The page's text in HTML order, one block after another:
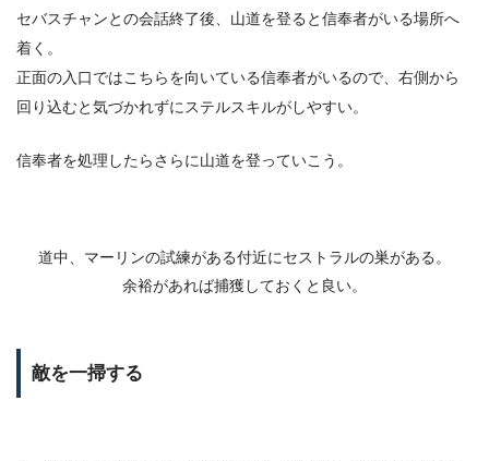
セバスチャンとの会話終了後、山道を登ると信奉者がいる場所へ
着く。
正面の入口ではこちらを向いている信奉者がいるので、右側から
回り込むと気づかれずにステルスキルがしやすい。
信奉者を処理したらさらに山道を登っていこう。
道中、マーリンの試練がある付近にセストラルの巣がある。
余裕があれば捕獲しておくと良い。
敵を一掃する